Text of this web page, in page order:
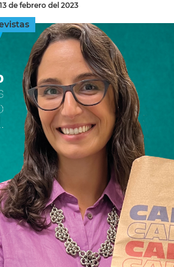
INGRESAR
SUSCRÍBASE
13 de febrero del 2023